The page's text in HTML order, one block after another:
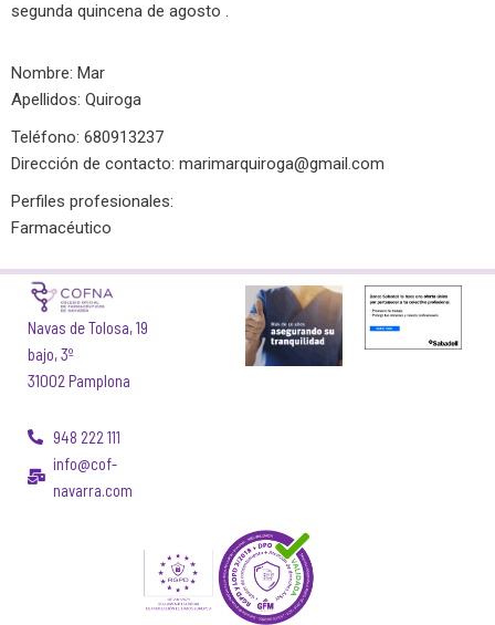
segunda quincena de agosto .
Nombre: Mar
Apellidos: Quiroga
Teléfono: 680913237
Dirección de contacto: marimarquiroga@gmail.com
Perfiles profesionales:
Farmacéutico
Navas de Tolosa, 19
bajo, 3º
31002 Pamplona
948 222 111
info@cof-
navarra.com